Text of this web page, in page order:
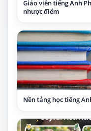
Giáo viên tiếng Anh
nhược điểm
Nền tảng học tiếng